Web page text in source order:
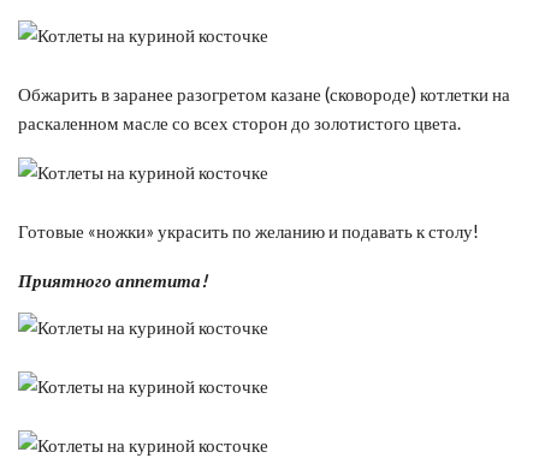
Обжарить в заранее разогретом казане (сковороде) котлетки на
раскаленном масле со всех сторон до золотистого цвета.
Готовые «ножки» украсить по желанию и подавать к столу!
Приятного аппетита!